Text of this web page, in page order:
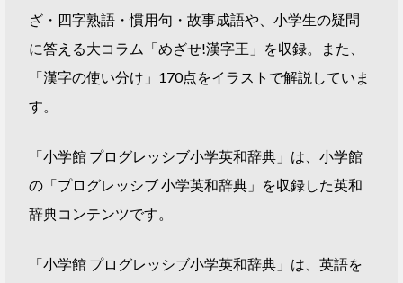
ざ・四字熟語・慣用句・故事成語や、小学生の疑問
に答える大コラム「めざせ!漢字王」を収録。また、
「漢字の使い分け」170点をイラストで解説していま
す。
「小学館 プログレッシブ小学英和辞典」は、小学館
の「プログレッシブ 小学英和辞典」を収録した英和
辞典コンテンツです。
「小学館 プログレッシブ小学英和辞典」は、英語を